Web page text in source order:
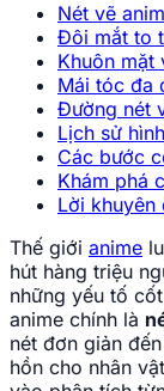
Nét vẽ
Đôi mắt to
Khuôn
Mái tóc đa
Đường nét
Lịch sử
Các bước
Khám phá
Lời khuyên
Thế giới anime
hút hàng triệu
những yếu tố
anime chính là
nét đơn giản
hồn cho nhân